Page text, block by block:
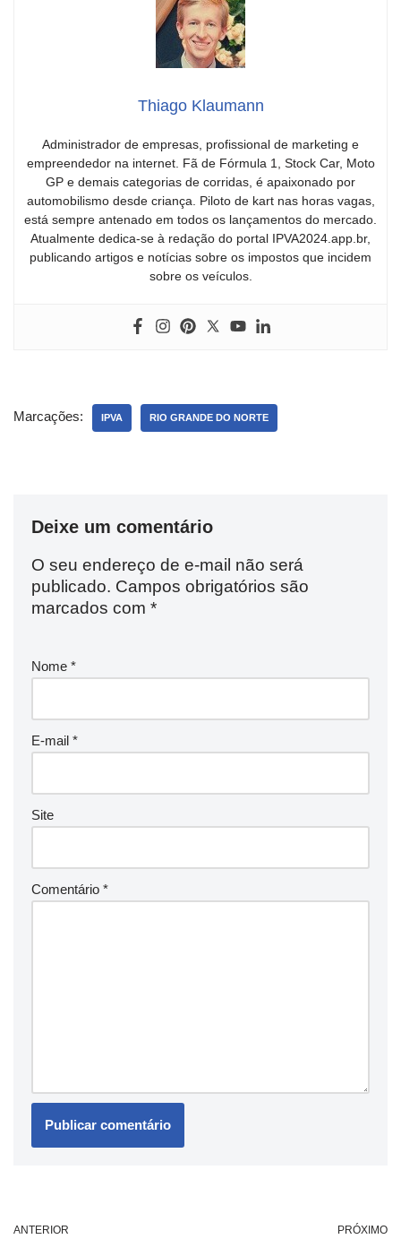
Thiago Klaumann
Administrador de empresas, profissional de marketing e
empreendedor na internet. Fã de Fórmula 1, Stock Car, Moto
GP e demais categorias de corridas, é apaixonado por
automobilismo desde criança. Piloto de kart nas horas vagas,
está sempre antenado em todos os lançamentos do mercado.
Atualmente dedica-se à redação do portal IPVA2024.app.br,
publicando artigos e notícias sobre os impostos que incidem
sobre os veículos.
Marcações: IPVA RIO GRANDE DO NORTE
Deixe um comentário
O seu endereço de e-mail não será
publicado. Campos obrigatórios são
marcados com *
Nome *
E-mail *
Site
Comentário *
ANTERIOR PRÓXIMO